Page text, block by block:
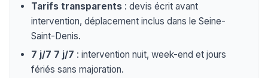
Tarifs transparents : devis écrit avant
intervention, déplacement inclus dans le Seine-
Saint-Denis.
7 j/7 7 j/7 : intervention nuit, week-end et jours
fériés sans majoration.